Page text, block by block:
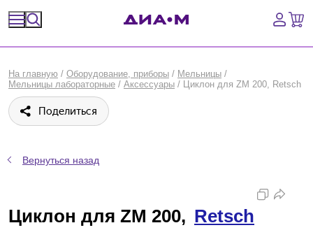
Оборудование, приборы
Расходные материалы, пластик, стекло
Химические реактивы, препараты, наборы
Библиотека
На главную / Оборудование, приборы / Мельницы /
Мельницы лабораторные / Аксессуары / Циклон для ZM 200, Retsch
Поделиться
Вернуться назад
Циклон для ZM 200, Retsch